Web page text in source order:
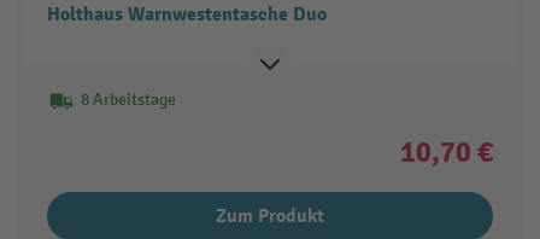
Holthaus Warnwestentasche Duo
8 Arbeitstage
10,70 €
Zum Produkt